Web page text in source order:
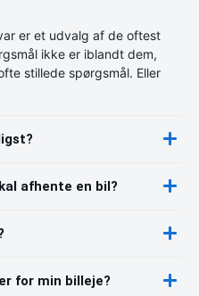
er et udvalg af de oftest
ikke er iblandt dem,
stillede spørgsmål. Eller
afhente en bil?
for min billeje?